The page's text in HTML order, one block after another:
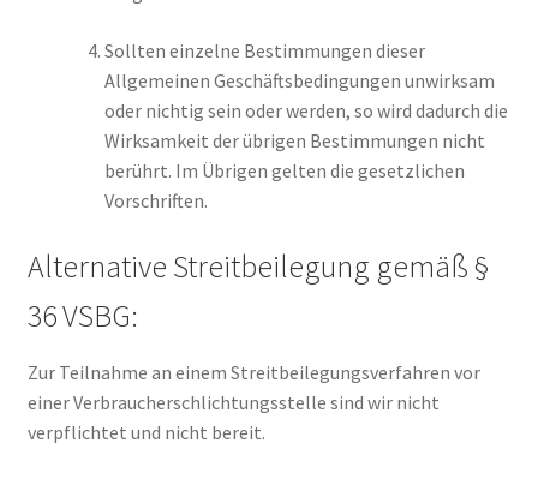
Sollten einzelne Bestimmungen dieser
Allgemeinen Geschäftsbedingungen unwirksam
oder nichtig sein oder werden, so wird dadurch die
Wirksamkeit der übrigen Bestimmungen nicht
berührt. Im Übrigen gelten die gesetzlichen
Vorschriften.
Alternative Streitbeilegung gemäß §
36 VSBG:
Zur Teilnahme an einem Streitbeilegungsverfahren vor
einer Verbraucherschlichtungsstelle sind wir nicht
verpflichtet und nicht bereit.